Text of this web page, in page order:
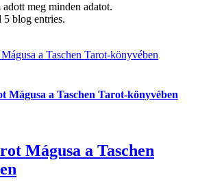
meg minden adatot.
5 blog entries.
a Taschen Tarot-könyvében
Mágusa a Taschen Tarot-könyvében
Mágusa a Taschen